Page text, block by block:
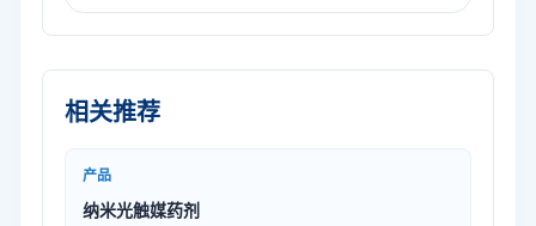
相关推荐
产品
纳米光触媒药剂